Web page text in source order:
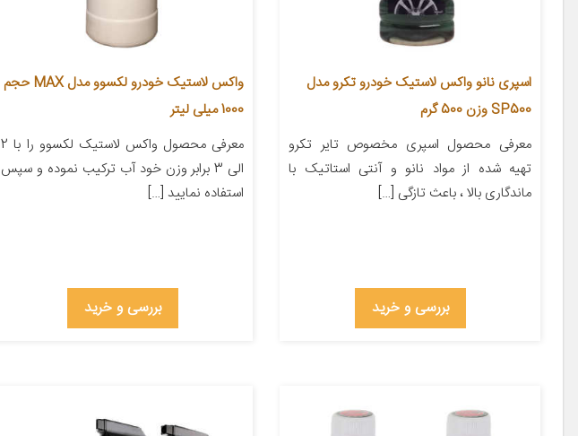
اسپری نانو واکس لاستیک خودرو تکرو مدل
SP500 وزن 500 گرم
معرفی محصول اسپری مخصوص تایر تکرو
تهیه شده از مواد نانو و آنتی استاتیک با
ماندگاری بالا ، باعث تازگی […]
بررسی و خرید
واکس لاستیک خودرو لکسوو مدل MAX حجم
1000 میلی لیتر
معرفی محصول واکس لاستیک لکسوو را با 2
الی 3 برابر وزن خود آب ترکیب نموده و سپس
استفاده نمایید […]
بررسی و خرید